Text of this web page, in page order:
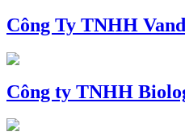
Công Ty TNHH
Công ty TNHH